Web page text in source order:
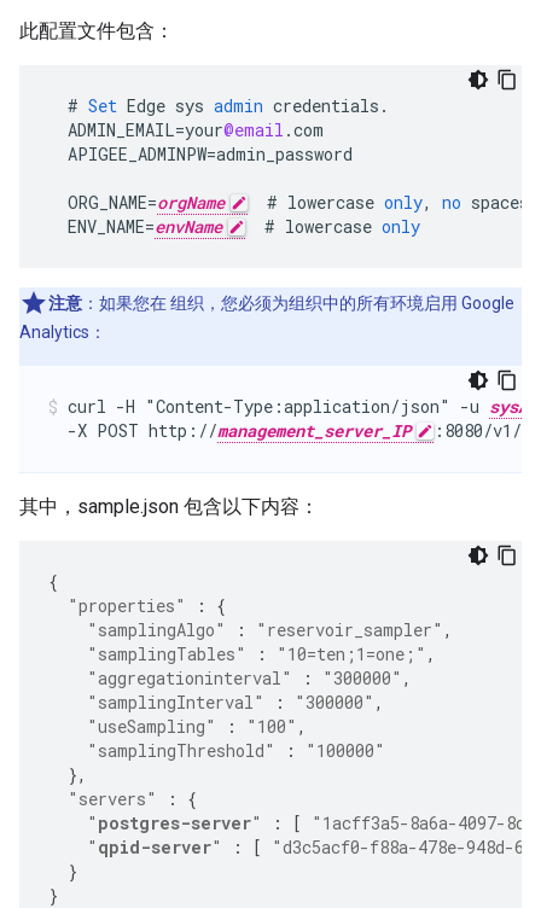
此配置文件包含：
# Set Edge sys admin credentials .
ADMIN_EMAIL=your@email .com
APIGEE_ADMINPW=admin_password
ORG_NAME=orgName # lowercase only, no spaces
ENV_NAME=envName # lowercase only
注意 ：如果您在 组织，您必须为组织中的所有环境启用 Google
Analytics：
curl -H "Content-Type:application/json" -u
  -X POST http://
management_server_IP :8080/v1/
其中，sample.json 包含以下内容：
{
"properties"
:
{
"samplingAlgo"
: "reservoir_sampler" ,
"samplingTables"
: "10=ten;1=one;" ,
"aggregationinterval"
: "300000" ,
"samplingInterval"
: "300000" ,
"useSampling"
: "100" ,
"samplingThreshold"
:
"100000"
},
"servers"
:
{
" postgres-server" : [
"1acff3a5-8a6a-4097-
" qpid-server" : [
"d3c5acf0-f88a-478e-948d-
}
}